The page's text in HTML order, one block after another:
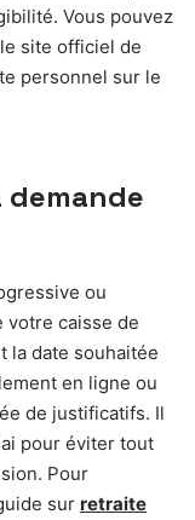
Vous pouvez
site officiel de
personnel sur le
demande
ou
votre caisse de
la date souhaitée
en ligne ou
de justificatifs. Il
pour éviter tout
Pour
sur retraite